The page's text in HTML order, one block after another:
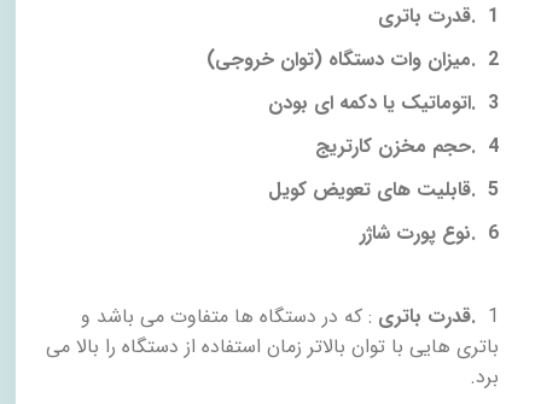
1
.قدرت باتری
2
.میزان وات دستگاه (توان خروجی)
3
.اتوماتیک یا دکمه ای بودن
4
.حجم مخزن کارتریج
5
.قابلیت های تعویض کویل
6
.نوع پورت شاژر
1
.قدرت باتری : که در دستگاه ها متفاوت می باشد و
باتری هایی با توان بالاتر زمان استفاده از دستگاه را بالا می
برد.